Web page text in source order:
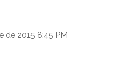
de 2015 8:45 PM